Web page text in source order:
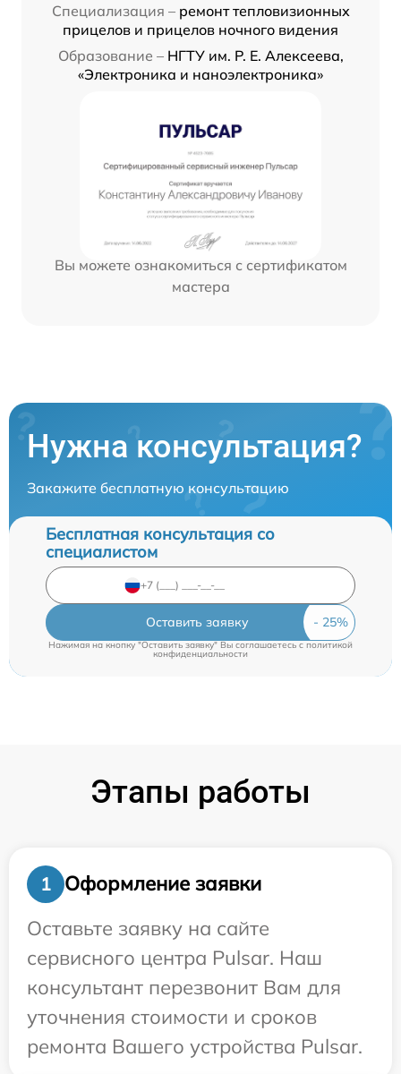
Специализация – ремонт тепловизионных
прицелов и прицелов ночного видения
Образование – НГТУ им. Р. Е. Алексеева,
«Электроника и наноэлектроника»
Вы можете ознакомиться с сертификатом
мастера
Нужна консультация?
Закажите бесплатную консультацию
Бесплатная консультация со
специалистом
Оставить заявку
Нажимая на кнопку "Оставить заявку" Вы соглашаетесь cполитикой
конфиденциальности
Этапы работы
1
Оформление заявки
Оставьте заявку на сайте
сервисного центра Pulsar. Наш
консультант перезвонит Вам для
уточнения стоимости и сроков
ремонта Вашего устройства Pulsar.